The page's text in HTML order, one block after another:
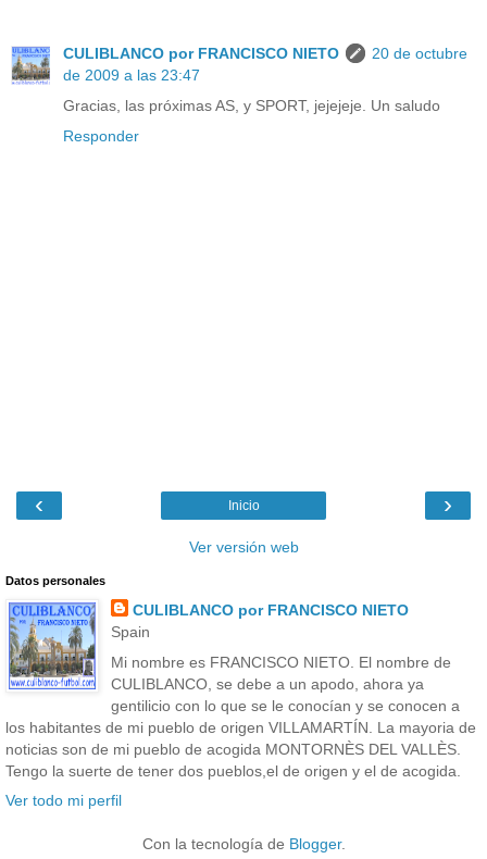
CULIBLANCO por FRANCISCO NIETO
20 de octubre
de 2009 a las 23:47
Gracias, las próximas AS, y SPORT, jejejeje. Un saludo
Responder
‹ ›
Inicio
Ver versión web
Datos personales
CULIBLANCO por FRANCISCO NIETO
Spain
Mi nombre es FRANCISCO NIETO. El nombre de
CULIBLANCO, se debe a un apodo, ahora ya
gentilicio con lo que se le conocían y se conocen a
los habitantes de mi pueblo de origen VILLAMARTÍN. La mayoria de
noticias son de mi pueblo de acogida MONTORNÈS DEL VALLÈS.
Tengo la suerte de tener dos pueblos,el de origen y el de acogida.
Ver todo mi perfil
Con la tecnología de Blogger.